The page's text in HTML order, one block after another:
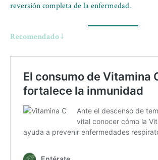
reversión completa de la enfermedad.
Recomendado ↓